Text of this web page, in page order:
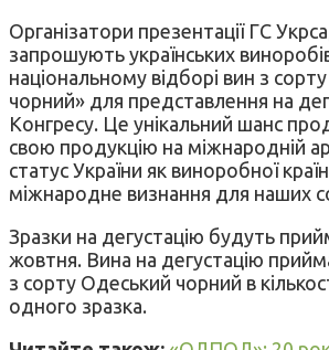
Організатори презентації ГС
запрошують українських
національному відборі вин з
чорний» для представлення на
Конгресу. Це унікальний шанс
свою продукцію на міжнародній
статус України як виноробної
міжнародне визнання для наших
Зразки на дегустацію будуть
жовтня. Вина на дегустацію
з сорту Одеський чорний в
одного зразка.